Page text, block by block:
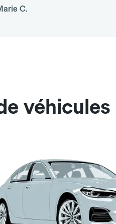
C.